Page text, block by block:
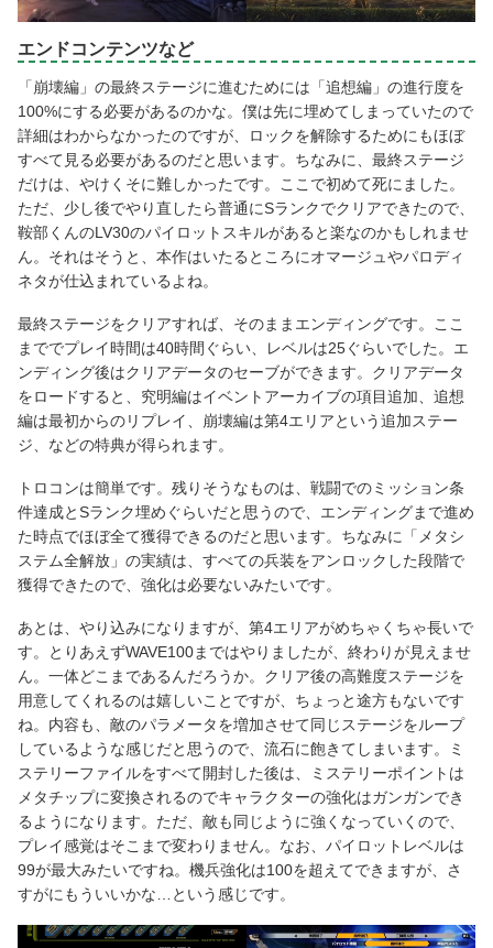
エンドコンテンツなど
「崩壊編」の最終ステージに進むためには「追想編」の進行度を
100%にする必要があるのかな。僕は先に埋めてしまっていたので
詳細はわからなかったのですが、ロックを解除するためにもほぼ
すべて見る必要があるのだと思います。ちなみに、最終ステージ
だけは、やけくそに難しかったです。ここで初めて死にました。
ただ、少し後でやり直したら普通にSランクでクリアできたので、
鞍部くんのLV30のパイロットスキルがあると楽なのかもしれませ
ん。それはそうと、本作はいたるところにオマージュやパロディ
ネタが仕込まれているよね。
最終ステージをクリアすれば、そのままエンディングです。ここ
まででプレイ時間は40時間ぐらい、レベルは25ぐらいでした。エ
ンディング後はクリアデータのセーブができます。クリアデータ
をロードすると、究明編はイベントアーカイブの項目追加、追想
編は最初からのリプレイ、崩壊編は第4エリアという追加ステー
ジ、などの特典が得られます。
トロコンは簡単です。残りそうなものは、戦闘でのミッション条
件達成とSランク埋めぐらいだと思うので、エンディングまで進め
た時点でほぼ全て獲得できるのだと思います。ちなみに「メタシ
ステム全解放」の実績は、すべての兵装をアンロックした段階で
獲得できたので、強化は必要ないみたいです。
あとは、やり込みになりますが、第4エリアがめちゃくちゃ長いで
す。とりあえずWAVE100まではやりましたが、終わりが見えませ
ん。一体どこまであるんだろうか。クリア後の高難度ステージを
用意してくれるのは嬉しいことですが、ちょっと途方もないです
ね。内容も、敵のパラメータを増加させて同じステージをループ
しているような感じだと思うので、流石に飽きてしまいます。ミ
ステリーファイルをすべて開封した後は、ミステリーポイントは
メタチップに変換されるのでキャラクターの強化はガンガンでき
るようになります。ただ、敵も同じように強くなっていくので、
プレイ感覚はそこまで変わりません。なお、パイロットレベルは
99が最大みたいですね。機兵強化は100を超えてできますが、さ
すがにもういいかな…という感じです。